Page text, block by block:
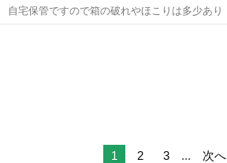
自宅保管ですので箱の破れやほこりは多少あり
1 2 3 ... 次へ